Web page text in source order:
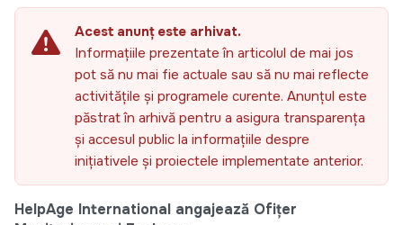
Acest anunț este arhivat.
Informațiile prezentate în articolul de mai jos
pot să nu mai fie actuale sau să nu mai reflecte
activitățile și programele curente. Anunțul este
păstrat în arhivă pentru a asigura transparența
și accesul public la informațiile despre
inițiativele și proiectele implementate anterior.
HelpAge International angajează Ofițer